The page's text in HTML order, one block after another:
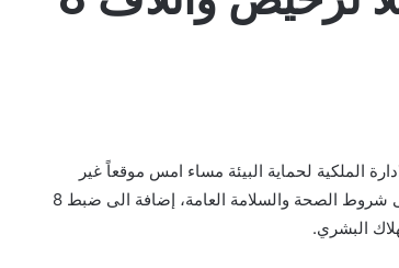
الملكية لحماية البيئة مساء امس موقعاً غير
مرخص لتصنيع الخل في سحاب ولا تتوافر فيه أدنى شروط الصحة والسلامة العامة، إضافة الى ضبط 8
البشري.